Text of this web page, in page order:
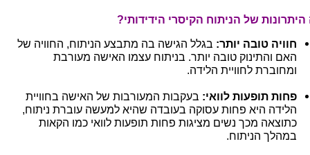
של הניתוח הקיסרי הידידותי?
חוויה טובה יותר: בגלל הגישה בה מתבצע הניתוח, החוויה של
האם והתינוק טובה יותר. בניתוח עצמו האישה מעורבת
ומחוברת לחוויית הלידה.
פחות תופעות לוואי: בעקבות המעורבות של האישה בחוויית
הלידה היא פחות עסוקה בעובדה שהיא למעשה עוברת ניתוח,
כתוצאה מכך נשים מציגות פחות תופעות לוואי כמו הקאות
במהלך הניתוח.